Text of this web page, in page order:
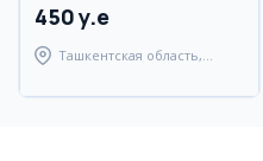
450 y.e
Ташкентская область,